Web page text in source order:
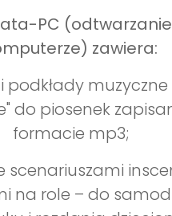
PC
zawiera:
podkłady
do piosenek
formacie mp3;
scenariuszami
na role – do